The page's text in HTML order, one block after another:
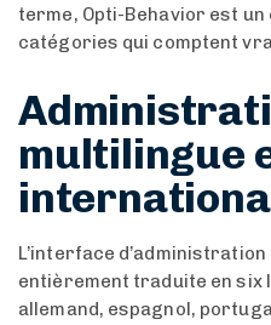
terme, Opti-Behavior est un
catégories qui comptent
multilingue
L’interface
entièrement traduite en six
allemand, espagnol,